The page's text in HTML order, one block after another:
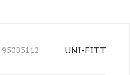
950B5112 UNI-FITT